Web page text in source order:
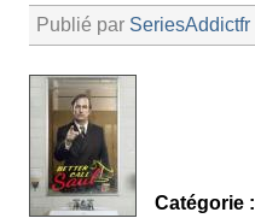
Publié par SeriesAddictfr
Catégorie :